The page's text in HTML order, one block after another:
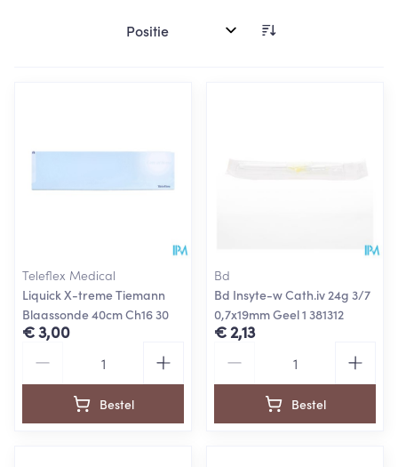
Sorteer op:
Teleflex Medical
Liquick X-treme Tiemann
Blaassonde 40cm Ch16 30
€ 3,00
Bestel
Bd
Bd Insyte-w Cath.iv 24g 3/7
0,7x19mm Geel 1 381312
€ 2,13
Bestel